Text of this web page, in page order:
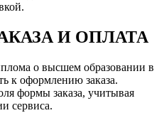
И ОПЛАТА
о высшем образовании в
к оформлению заказа.
формы заказа, учитывая
сервиса.